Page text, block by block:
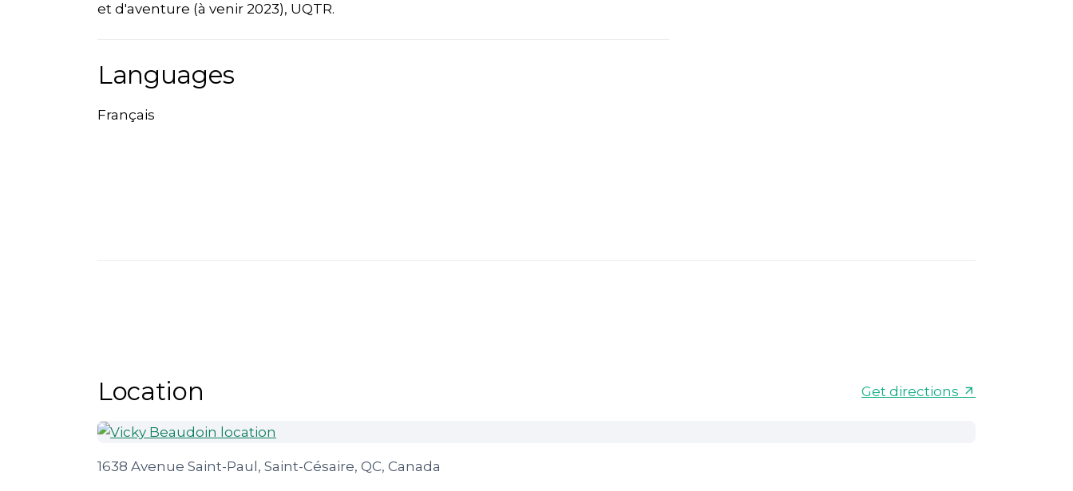
et d'aventure (à venir 2023), UQTR.
Languages
Français
Location Get directions
1638 Avenue Saint-Paul, Saint-Césaire, QC, Canada